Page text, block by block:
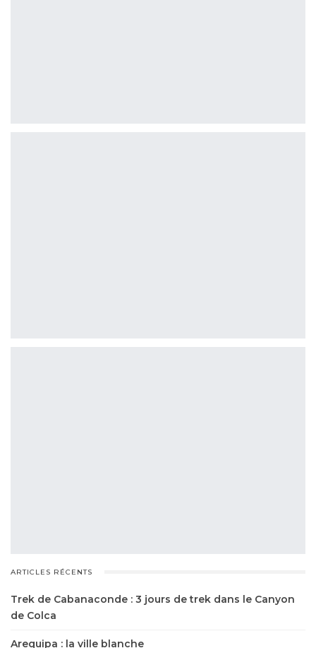
ARTICLES RÉCENTS
Trek de Cabanaconde : 3 jours de trek dans le Canyon
de Colca
Arequipa : la ville blanche